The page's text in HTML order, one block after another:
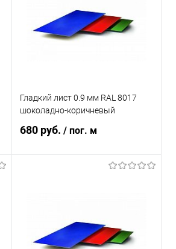
В избранное Под заказ
Гладкий лист 0.9 мм RAL 8017
шоколадно-коричневый
680 руб./ пог. м
В избранное Под заказ